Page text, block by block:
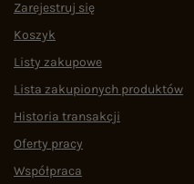
Zarejestruj się
Koszyk
Listy zakupowe
Lista zakupionych produktów
Historia transakcji
Oferty pracy
Współpraca